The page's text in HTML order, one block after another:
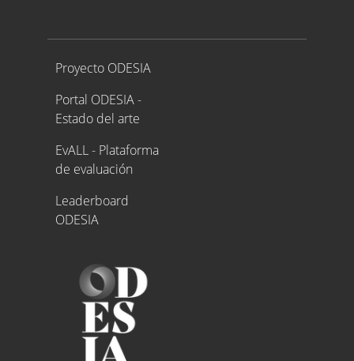
Proyecto ODESIA
Proyecto ODESIA
Portal ODESIA -
Estado del arte
EvALL - Plataforma
de evaluación
Leaderboard
ODESIA